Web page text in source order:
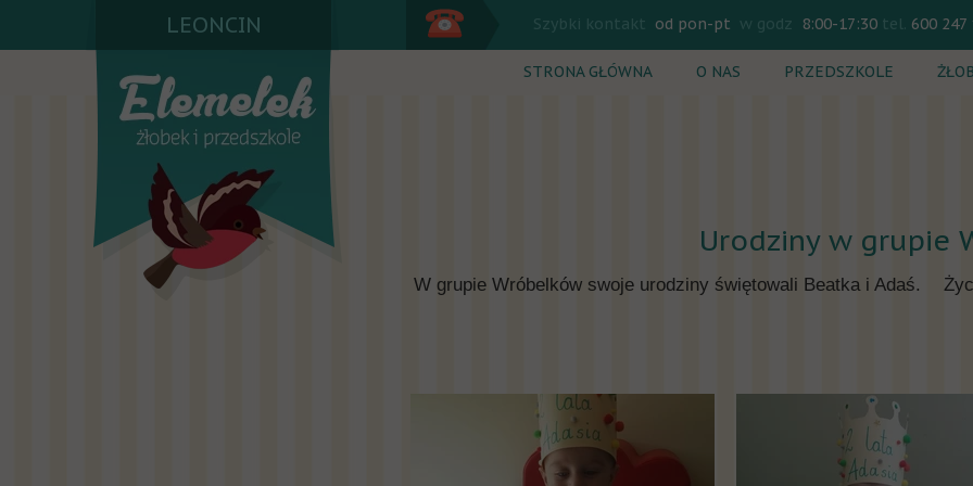
LEONCIN
STRONA GŁÓWNA O NAS PRZEDSZKOLE
Cennik
Szybki kontakt od pon-pt w godz 8:00-17:30 tel. 600
W grupie Wróbelków swoje urodziny świętowali Beatka i Adaś.
Urodziny w grupie